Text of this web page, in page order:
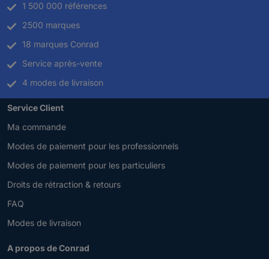
1 500 000 références
2500 marques
18 marques Conrad
Service après-vente
4 modes de livraison
Service Client
Ma commande
Modes de paiement pour les professionnels
Modes de paiement pour les particuliers
Droits de rétraction & retours
FAQ
Modes de livraison
A propos de Conrad